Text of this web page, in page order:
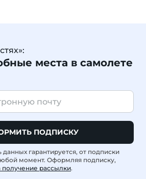
места в самолете
ПОДПИСКУ
гарантируется, от подписки
момент. Оформляя подписку,
получение рассылки.